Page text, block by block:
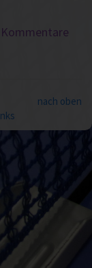
nach oben